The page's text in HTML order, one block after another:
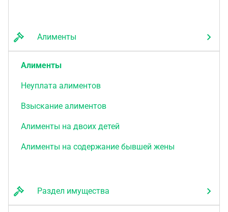
Алименты
Алименты
Неуплата алиментов
Взыскание алиментов
Алименты на двоих детей
Алименты на содержание бывшей жены
Раздел имущества